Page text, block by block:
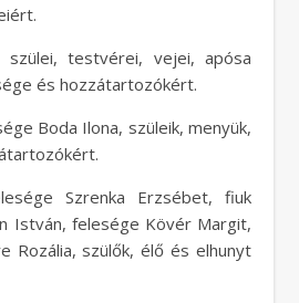
testvérei, vejei, apósa
és hozzátartozókért.
Boda Ilona, szüleik, menyük,
Szrenka Erzsébet, fiuk
István, felesége Kövér Margit,
Rozália, szülők, élő és elhunyt